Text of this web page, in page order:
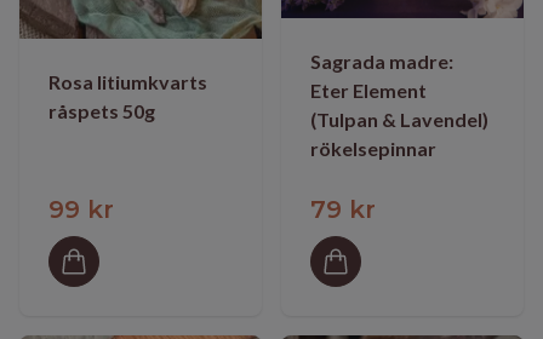
Rosa litiumkvarts
råspets 50g
99 kr
Sagrada madre:
Eter Element
(Tulpan & Lavendel)
rökelsepinnar
79 kr